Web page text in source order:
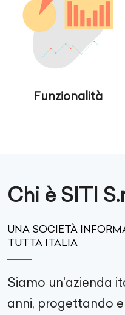
Funzionalità
Chi è SITI
UNA SOCIETÀ
TUTTA ITALIA
Siamo un'azienda
anni, progettando